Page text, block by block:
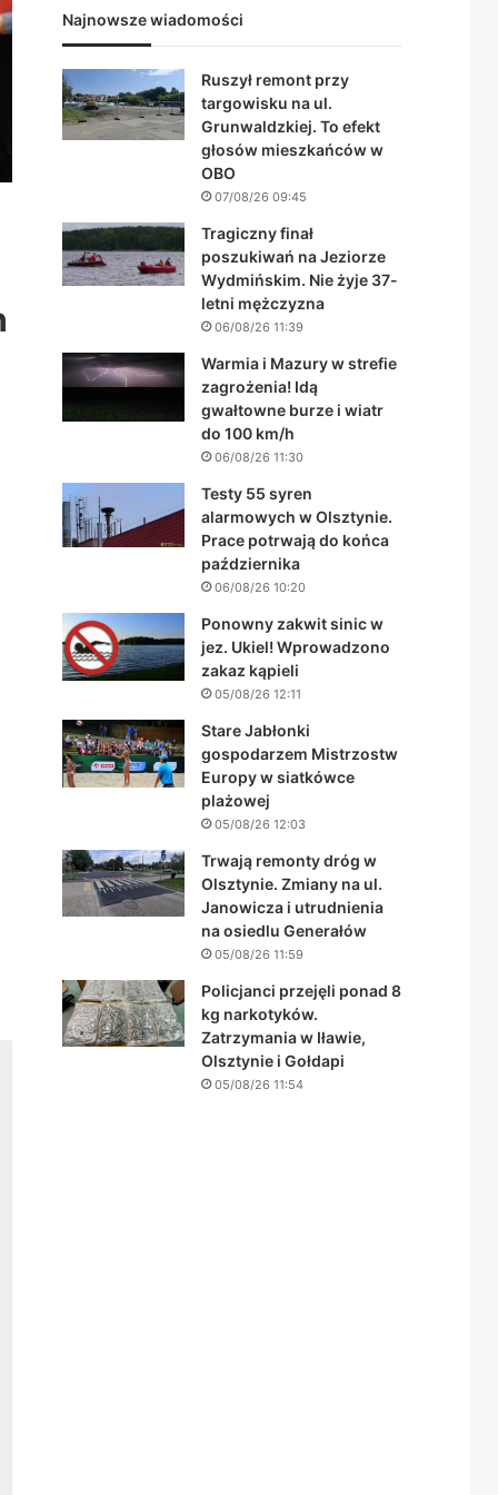
Najnowsze wiadomości
Ruszył remont przy
targowisku na ul.
Grunwaldzkiej. To efekt
głosów mieszkańców w
OBO
07/08/26 09:45
Tragiczny finał
poszukiwań na Jeziorze
Wydmińskim. Nie żyje 37-
letni mężczyzna
06/08/26 11:39
Warmia i Mazury w strefie
zagrożenia! Idą
gwałtowne burze i wiatr
do 100 km/h
06/08/26 11:30
Testy 55 syren
alarmowych w Olsztynie.
Prace potrwają do końca
października
06/08/26 10:20
Ponowny zakwit sinic w
jez. Ukiel! Wprowadzono
zakaz kąpieli
05/08/26 12:11
Stare Jabłonki
gospodarzem Mistrzostw
Europy w siatkówce
plażowej
05/08/26 12:03
Trwają remonty dróg w
Olsztynie. Zmiany na ul.
Janowicza i utrudnienia
na osiedlu Generałów
05/08/26 11:59
Policjanci przejęli ponad 8
kg narkotyków.
Zatrzymania w Iławie,
Olsztynie i Gołdapi
05/08/26 11:54